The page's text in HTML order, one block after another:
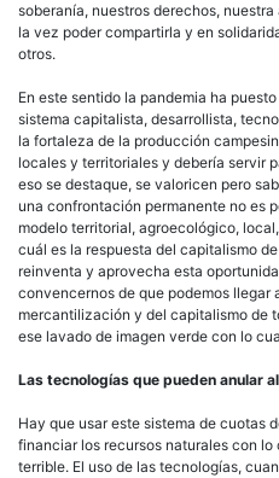
soberanía, nuestros derechos,
la vez poder compartirla y en
otros.
En este sentido la pandemia ha
sistema capitalista, desarrollista,
la fortaleza de la producción
locales y territoriales y debería servir
eso se destaque, se valoricen pero
una confrontación permanente no es
modelo territorial, agroecológico,
cuál es la respuesta del capitalismo
reinventa y aprovecha esta
convencernos de que podemos llegar
mercantilización y del capitalismo de
ese lavado de imagen verde con lo
Las tecnologías que pueden anular
Hay que usar este sistema de cuotas
financiar los recursos naturales con lo
terrible. El uso de las tecnologías,